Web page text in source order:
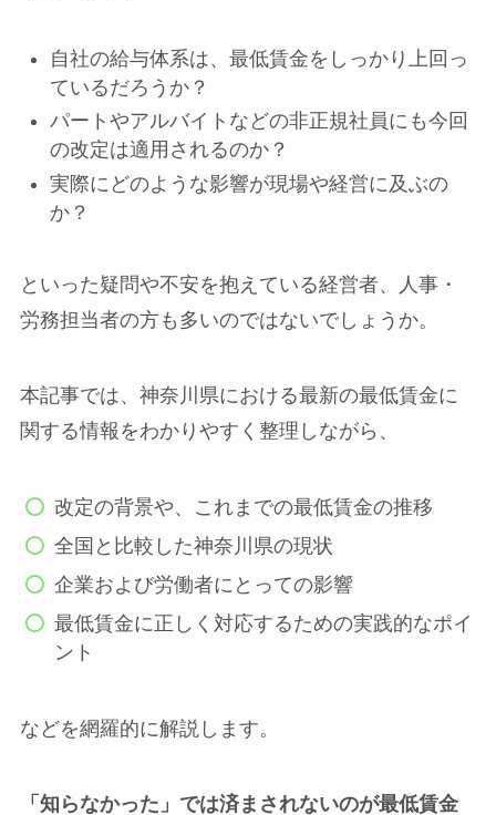
自社の給与体系は、最低賃金をしっかり上回っ
ているだろうか？
パートやアルバイトなどの非正規社員にも今回
の改定は適用されるのか？
実際にどのような影響が現場や経営に及ぶの
か？
といった疑問や不安を抱えている経営者、人事・
労務担当者の方も多いのではないでしょうか。
本記事では、神奈川県における最新の最低賃金に
関する情報をわかりやすく整理しながら、
改定の背景や、これまでの最低賃金の推移
全国と比較した神奈川県の現状
企業および労働者にとっての影響
最低賃金に正しく対応するための実践的なポイ
ント
などを網羅的に解説します。
「知らなかった」では済まされないのが最低賃金